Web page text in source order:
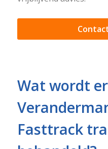
Wat wordt
Fasttrack